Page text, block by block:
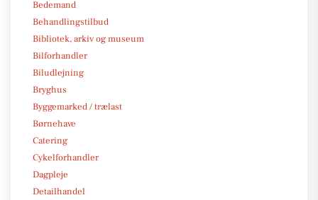
Bedemand
Behandlingstilbud
Bibliotek, arkiv og museum
Bilforhandler
Biludlejning
Bryghus
Byggemarked / trælast
Børnehave
Catering
Cykelforhandler
Dagpleje
Detailhandel